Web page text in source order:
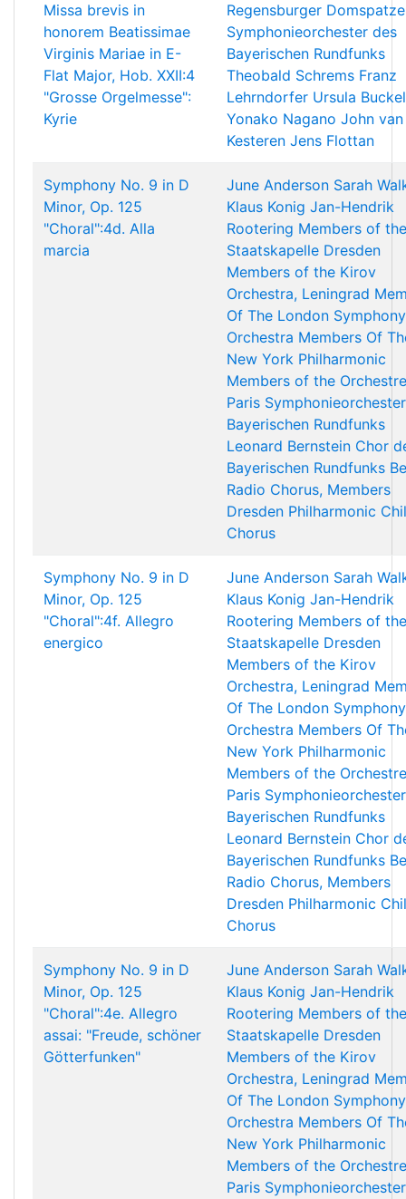
Missa brevis in
honorem Beatissimae
Virginis Mariae in E-
Flat Major, Hob. XXII:4
"Grosse Orgelmesse":
Kyrie
Regensburger
Symphonieorchester des
Bayerischen Rundfunks
Theobald Schrems Franz
Lehrndorfer Ursula Buckel
Yonako Nagano John van
Kesteren Jens Flottan
Symphony No. 9 in D
Minor, Op. 125
"Choral":4d. Alla
marcia
June Anderson Sarah
Klaus Konig Jan-Hendrik
Rootering Members of the
Staatskapelle Dresden
Members of the Kirov
Orchestra, Leningrad
Of The London Symphony
Orchestra Members Of
New York Philharmonic
Members of the
Paris
Bayerischen Rundfunks
Leonard Bernstein Chor
Bayerischen Rundfunks
Radio Chorus, Members
Dresden Philharmonic
Chorus
Symphony No. 9 in D
Minor, Op. 125
"Choral":4f. Allegro
energico
June Anderson Sarah
Klaus Konig Jan-Hendrik
Rootering Members of the
Staatskapelle Dresden
Members of the Kirov
Orchestra, Leningrad
Of The London Symphony
Orchestra Members Of
New York Philharmonic
Members of the
Paris
Bayerischen Rundfunks
Leonard Bernstein Chor
Bayerischen Rundfunks
Radio Chorus, Members
Dresden Philharmonic
Chorus
Symphony No. 9 in D
Minor, Op. 125
"Choral":4e. Allegro
assai: "Freude, schöner
Götterfunken"
June Anderson Sarah
Klaus Konig Jan-Hendrik
Rootering Members of the
Staatskapelle Dresden
Members of the Kirov
Orchestra, Leningrad
Of The London Symphony
Orchestra Members Of
New York Philharmonic
Members of the
Paris